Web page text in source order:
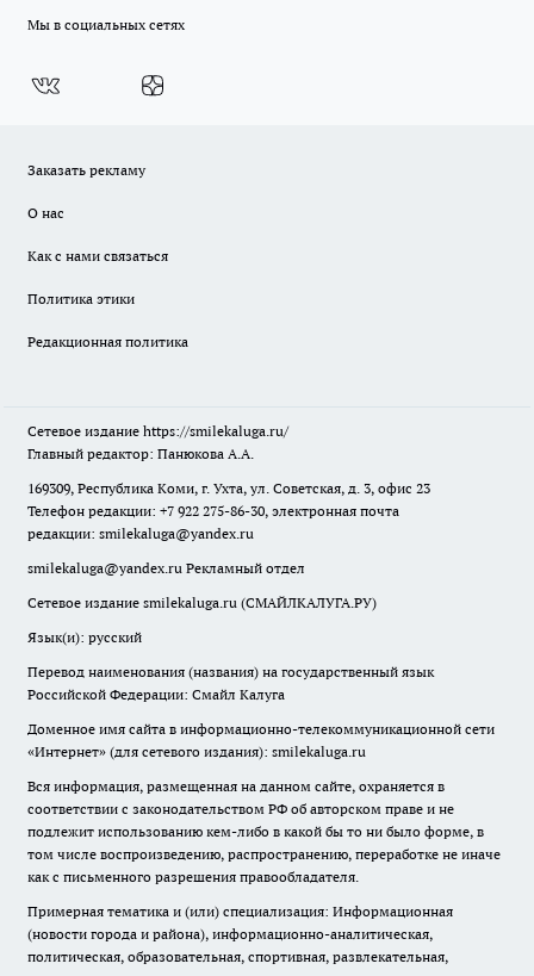
Мы в социальных сетях
Заказать рекламу
О нас
Как с нами связаться
Политика этики
Редакционная политика
Сетевое издание https://smilekaluga.ru/
Главный редактор: Панюкова А.А.
169309, Республика Коми, г. Ухта, ул. Советская, д. 3, офис 23
Телефон редакции: +7 922 275-86-30, электронная почта
редакции: smilekaluga@yandex.ru
smilekaluga@yandex.ru Рекламный отдел
Сетевое издание smilekaluga.ru (СМАЙЛКАЛУГА.РУ)
Язык(и): русский
Перевод наименования (названия) на государственный язык
Российской Федерации: Смайл Калуга
Доменное имя сайта в информационно-телекоммуникационной сети
«Интернет» (для сетевого издания): smilekaluga.ru
Вся информация, размещенная на данном сайте, охраняется в
соответствии с законодательством РФ об авторском праве и не
подлежит использованию кем-либо в какой бы то ни было форме, в
том числе воспроизведению, распространению, переработке не иначе
как с письменного разрешения правообладателя.
Примерная тематика и (или) специализация: Информационная
(новости города и района), информационно-аналитическая,
политическая, образовательная, спортивная, развлекательная,